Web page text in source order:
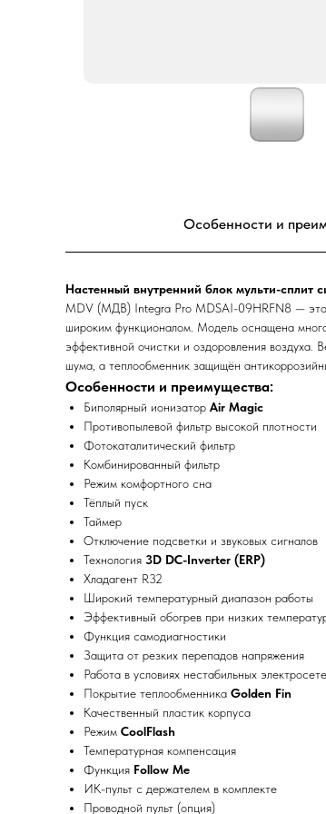
Особенности и
Настенный внутренний блок мульти-сплит
MDV (МДВ) Integra Pro MDSAI-09HRFN8 — это
широким функционалом. Модель оснащена
эффективной очистки и оздоровления воздуха.
шума, а теплообменник защищён
Особенности и преимущества:
Биполярный ионизатор Air Magic
Противопылевой фильтр высокой плотности
Фотокаталитический фильтр
Комбинированный фильтр
Режим комфортного сна
Тёплый пуск
Таймер
Отключение подсветки и звуковых сигналов
Технология 3D DC-Inverter (ERP)
Хладагент R32
Широкий температурный диапазон работы
Эффективный обогрев при низких
Функция самодиагностики
Защита от резких перепадов напряжения
Работа в условиях нестабильных
Покрытие теплообменника Golden Fin
Качественный пластик корпуса
Режим CoolFlash
Температурная компенсация
Функция Follow Me
ИК-пульт с держателем в комплекте
Проводной пульт (опция)